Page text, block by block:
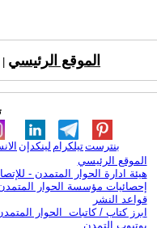
الموقع الرئيسي
لينكدإن تيلكرامبنترست
الموقع الرئيسي
هيئة ادارة الحوار المتمدن -
إحصائيات مؤسسة الحوار
قواعد النشر
ابرز كتاب / كاتبات الحوار
يوتيوب التمدن